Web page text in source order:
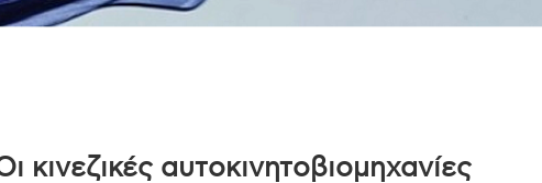
κινεζικές αυτοκινητοβιομηχανίες